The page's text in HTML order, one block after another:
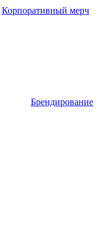
Корпоративный мерч
Брендирование